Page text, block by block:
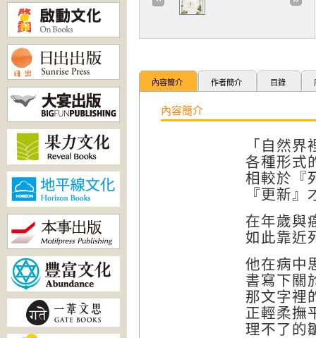
內容簡介 作者簡介 目錄
內容簡介
「自然
各種形式
相較於『
『更新
在年歲與
如此靠近
他在病中
書寫下關
那文字裡
正輕柔撫
理不了的